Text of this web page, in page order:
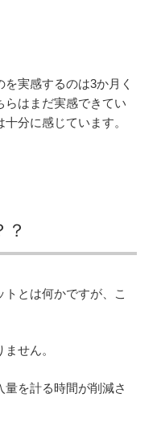
実感するのは3か月く
らはまだ実感できてい
分に感じています。
とは何かですが、こ
せん。
を計る時間が削減さ